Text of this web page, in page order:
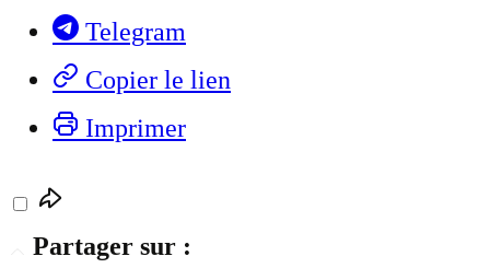
Telegram
Copier le lien
Imprimer
Partager sur :